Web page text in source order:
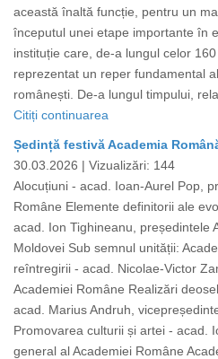
această înaltă funcție, pentru un
începutul unei etape importante în
instituție care, de-a lungul celor
reprezentat un reper fundamental
românești. De-a lungul timpului,
Citiți continuarea
Ședință festivă Academia
30.03.2026 | Vizualizări: 144
Alocuțiuni - acad. Ioan-Aurel Pop,
Române Elemente definitorii ale
acad. Ion Tighineanu, președintele
Moldovei Sub semnul unității:
reîntregirii - acad. Nicolae-Victor
Academiei Române Realizări
acad. Marius Andruh,
Promovarea culturii și artei - acad.
general al Academiei Române